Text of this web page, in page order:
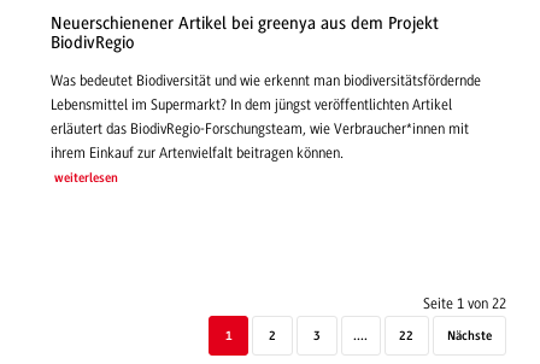
Neuerschienener Artikel bei greenya aus dem Projekt
BiodivRegio
Was bedeutet Biodiversität und wie erkennt man biodiversitätsfördernde
Lebensmittel im Supermarkt? In dem jüngst veröffentlichten Artikel
erläutert das BiodivRegio-Forschungsteam, wie Verbraucher*innen mit
ihrem Einkauf zur Artenvielfalt beitragen können.
weiterlesen
Seite 1 von 22
1 2 3 .... 22 Nächste